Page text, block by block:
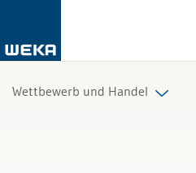
Wettbewerb und Handel